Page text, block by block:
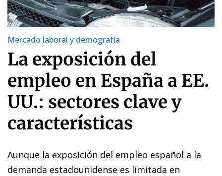
Mercado laboral y demografía
La exposición del
empleo en España a EE.
UU.: sectores clave y
características
Aunque la exposición del empleo español a la
demanda estadounidense es limitada en